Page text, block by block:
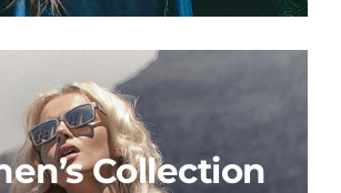
Collection